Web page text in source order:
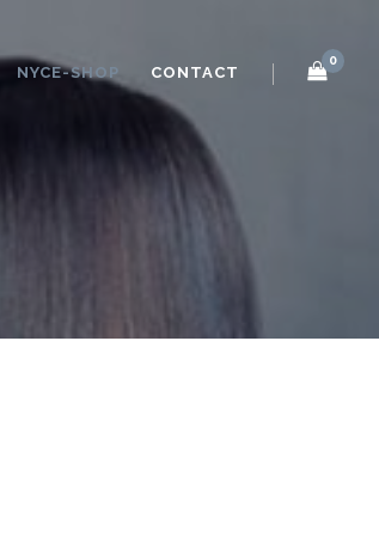
0
NYCE-SHOP CONTACT